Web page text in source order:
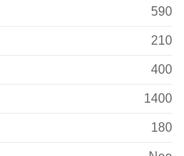
590
210
400
1400
180